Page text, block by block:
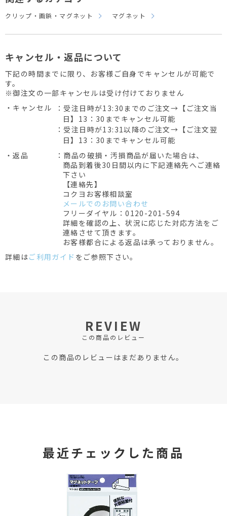
クリップ・画鋲・マグネット マグネット
キャンセル・返品について
下記の時間までに限り、お客様ご自身でキャンセルが可能で
す。
※御注文の一部キャンセルは受け付けておりません
・キャンセル
：受注日時が13:30までのご注文→【ご注文当
日】13：30までキャンセル可能
：受注日時が13:31以降のご注文→【ご注文翌
日】13：30までキャンセル可能
・返品
：商品の破損・汚損商品が届いた場合は、
商品到着後30日間以内に下記連絡先へご連絡
下さい
【連絡先】
コクヨお客様相談室
メールでのお問い合わせ
フリーダイヤル：0120-201-594
詳細を確認の上、状況に応じた対応方法をご
連絡させて頂きます。
お客様都合による返品は承っておりません。
詳細はご利用ガイド をご参照下さい。
REVIEW
この商品のレビュー
この商品のレビューはまだありません。
最近チェックした商品